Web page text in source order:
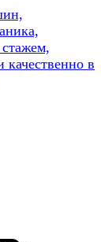
качественно в